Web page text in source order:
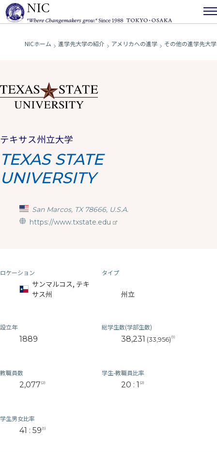
NICホーム 進学先大学の紹介 アメリカへの進学 その他の進学先大学
テキサス州立大学
TEXAS STATE
UNIVERSITY
San Marcos, TX 78666, U.S.A.
https://www.txstate.edu
ロケーション
サンマルコス, テキ
サス州
タイプ
州立
設立年
1889
総学生数(学部生数)
38,231 (33,956) (1)
教職員数
2,077 (2)
学生-教職員比率
20 : 1 (2)
学生男女比率
41 : 59 (1)